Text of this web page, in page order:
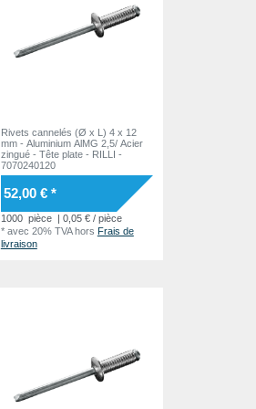
Rivets cannelés (Ø x L) 4 x 12
mm - Aluminium AlMG 2,5/ Acier
zingué - Tête plate - RILLI -
7070240120
52,00 € *
1000 pièce | 0,05 € / pièce
* avec 20% TVAhors Frais de
livraison